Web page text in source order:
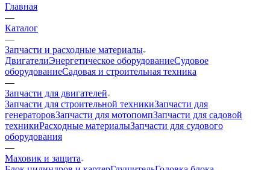
Главная
—
Каталог
—
Запчасти и расходные материалы
ДвигателиЭнергетическое оборудованиеСудовое
оборудованиеСадовая и строительная техника
—
Запчасти для двигателей
Запчасти для строительной техникиЗапчасти для
генераторовЗапчасти для мотопомпЗапчасти для садовой
техникиРасходные материалыЗапчасти для судового
оборудования
—
Маховик и защита